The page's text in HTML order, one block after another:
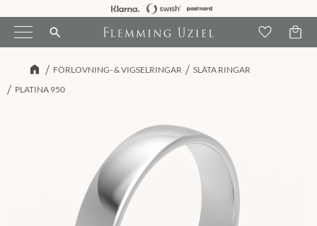
Meny search
FÖRLOVNING- & VIGSELRINGAR
SLÄTA RINGAR
PLATINA 950